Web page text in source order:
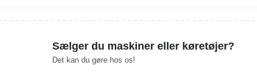
Sælger du maskiner eller køretøjer?
Det kan du gøre hos os!